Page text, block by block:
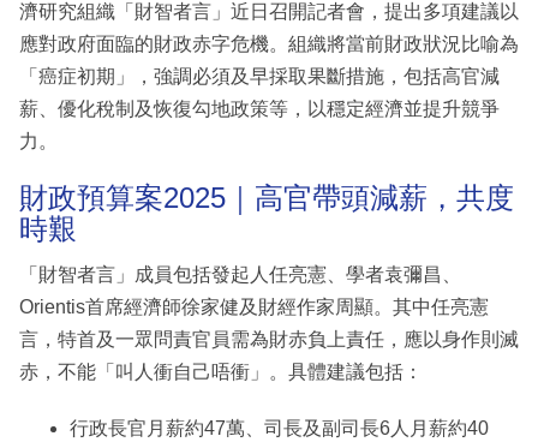
濟研究組織「財智者言」近日召開記者會，提出多項建議以
應對政府面臨的財政赤字危機。組織將當前財政狀況比喻為
「癌症初期」，強調必須及早採取果斷措施，包括高官減
薪、優化稅制及恢復勾地政策等，以穩定經濟並提升競爭
力。
財政預算案2025｜高官帶頭減薪，共度
時艱
「財智者言」成員包括發起人任亮憲、學者袁彌昌、
Orientis首席經濟師徐家健及財經作家周顯。其中任亮憲
言，特首及一眾問責官員需為財赤負上責任，應以身作則滅
赤，不能「叫人衝自己唔衝」。具體建議包括：
行政長官月薪約47萬、司長及副司長6人月薪約40